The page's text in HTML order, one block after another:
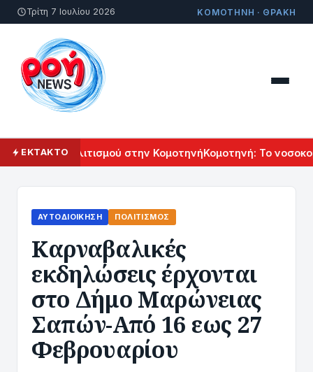
Τρίτη 7 Ιουλίου 2026 ΚΟΜΟΤΗΝΗ · ΘΡΑΚΗ
ΕΚΤΑΚΤΟΠολιτισμού στην ΚομοτηνήΚομοτηνή: Το
ΑΥΤΟΔΙΟΊΚΗΣΗ ΠΟΛΙΤΙΣΜΌΣ
Καρναβαλικές
εκδηλώσεις έρχονται
στο Δήμο Μαρώνειας
Σαπών-Από 16 εως 27
Φεβρουαρίου